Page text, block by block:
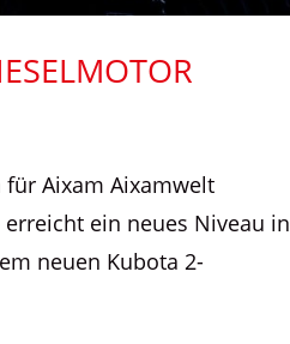
Aixam Aixamwelt
ein neues Niveau in
neuen Kubota 2-